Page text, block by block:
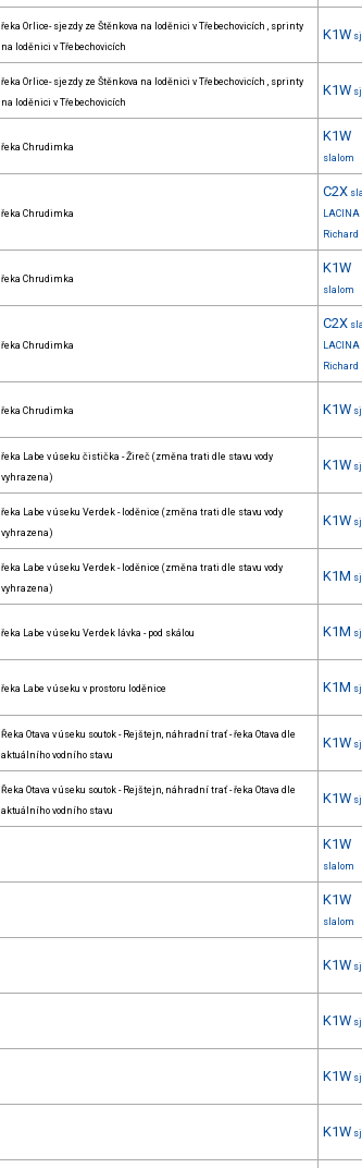
řeka Orlice- sjezdy ze Štěnkova na loděnici v Třebechovicích , sprinty
na loděnici v Třebechovicích
K1W
řeka Orlice- sjezdy ze Štěnkova na loděnici v Třebechovicích , sprinty
na loděnici v Třebechovicích
K1W
řeka Chrudimka
K1W
slalom
řeka Chrudimka
C2X
LACINA
Richard
řeka Chrudimka
K1W
slalom
řeka Chrudimka
C2X
LACINA
Richard
řeka Chrudimka K1W
řeka Labe v úseku čistička - Žireč (změna trati dle stavu vody
vyhrazena)
K1W
řeka Labe v úseku Verdek - loděnice (změna trati dle stavu vody
vyhrazena)
K1W
řeka Labe v úseku Verdek - loděnice (změna trati dle stavu vody
vyhrazena)
K1M
řeka Labe v úseku Verdek lávka - pod skálou K1M
řeka Labe v úseku v prostoru loděnice K1M
Řeka Otava v úseku soutok - Rejštejn, náhradní trať - řeka Otava dle
aktuálního vodního stavu
K1W
Řeka Otava v úseku soutok - Rejštejn, náhradní trať - řeka Otava dle
aktuálního vodního stavu
K1W
K1W
slalom
K1W
slalom
K1W
K1W
K1W
K1W